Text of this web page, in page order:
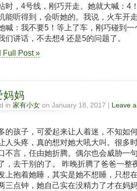
时，4号线，刚巧开走。她就大喊：4
能听得到，会听她的。我说，火车开
喊：我不要5！等上了车，刚巧碰到
们讲话，不去想4 还是5的问题了。
Full Post »
妈妈
in 家有小女 on January 18, 2017 | Leave
的孩子，可爱起来让人着迷，不知如
人头疼，真的想对她大吼大叫。很多
不言，任由她折腾。偶尔也会威胁一
，去干别的了。 昨晚折腾了爸爸一整
上抱着她睡，其实是她不想睡，只想
三点钟，她自己实在没精力了才在妈